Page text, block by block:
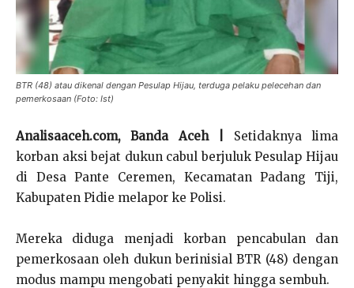
BTR (48) atau dikenal dengan Pesulap Hijau, terduga pelaku pelecehan dan
pemerkosaan (Foto: Ist)
Analisaaceh.com, Banda Aceh |
Setidaknya lima
korban aksi bejat dukun cabul berjuluk Pesulap Hijau
di Desa Pante Ceremen, Kecamatan Padang Tiji,
Kabupaten Pidie melapor ke Polisi.
Mereka diduga menjadi korban pencabulan dan
pemerkosaan oleh dukun berinisial BTR (48) dengan
modus mampu mengobati penyakit hingga sembuh.